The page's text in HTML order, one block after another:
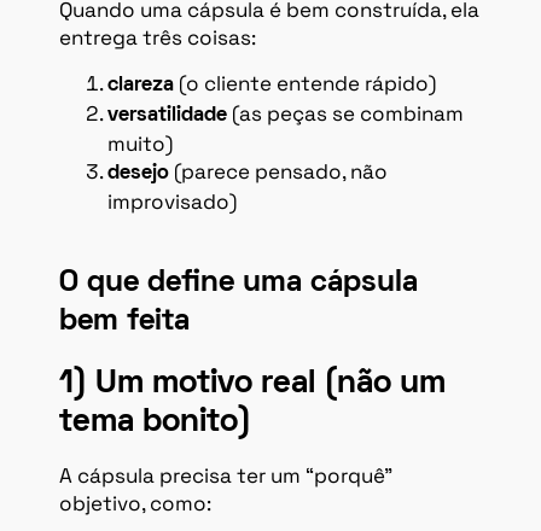
Quando uma cápsula é bem construída, ela
entrega três coisas:
clareza (o cliente entende rápido)
versatilidade (as peças se combinam
muito)
desejo (parece pensado, não
improvisado)
O que define uma cápsula
bem feita
1) Um motivo real (não um
tema bonito)
A cápsula precisa ter um “porquê”
objetivo, como: